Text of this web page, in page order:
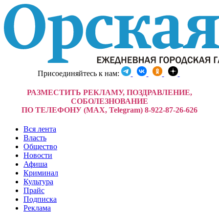
Присоединяйтесь к нам:
РАЗМЕСТИТЬ РЕКЛАМУ, ПОЗДРАВЛЕНИЕ,
СОБОЛЕЗНОВАНИЕ
ПО ТЕЛЕФОНУ (MAX, Telegram) 8-922-87-26-626
Вся лента
Власть
Общество
Новости
Афиша
Криминал
Культура
Прайс
Подписка
Реклама